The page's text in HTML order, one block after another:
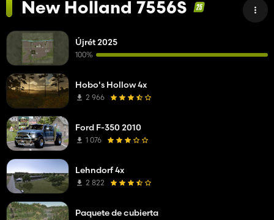
New Holland 7556S
Újrét 2025
100%
Hobo's Hollow 4x
2 966
Ford F-350 2010
1 076
Lehndorf 4x
2 822
Paquete de cubierta